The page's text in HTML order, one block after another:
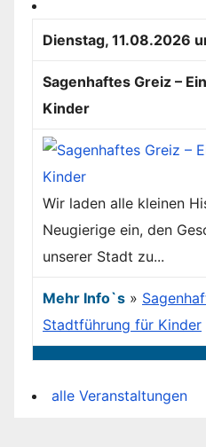
Dienstag, 11.08.2026
Sagenhaftes Greiz –
Kinder
Wir laden alle kleinen
Neugierige ein, den
unserer Stadt zu...
Mehr Info`s »
Stadtführung für Kinder
alle Veranstaltungen